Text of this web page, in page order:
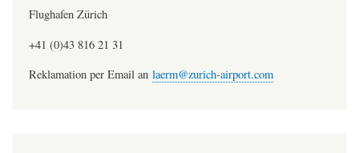
Flughafen Zürich
+41 (0)43 816 21 31
Reklamation per Email an laerm@zurich-airport.com